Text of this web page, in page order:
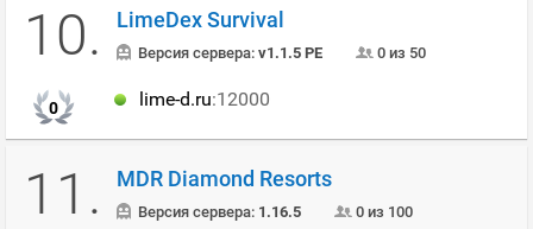
10. LimeDex Survival
Версия сервера: v1.1.5 PE 0 из 50
0 lime-d.ru:12000
11. MDR Diamond Resorts
Версия сервера: 1.16.5 0 из 100